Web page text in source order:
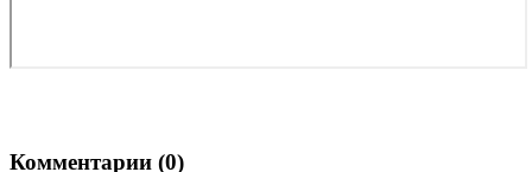
Комментарии (0)